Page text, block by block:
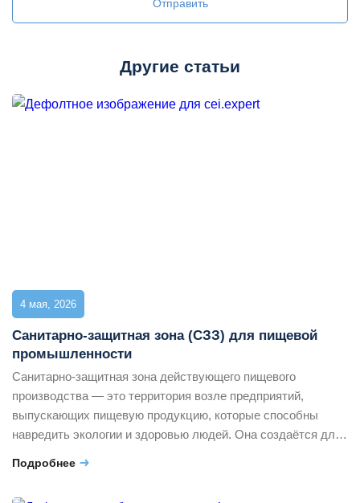
Другие статьи
4 мая, 2026
Cанитарно-защитная зона (СЗЗ) для пищевой
промышленности
Санитарно-защитная зона действующего пищевого
производства — это территория возле предприятий,
выпускающих пищевую продукцию, которые способны
навредить экологии и здоровью людей. Она создаётся для
предотвращения контакта между производством пищевой
Подробнее